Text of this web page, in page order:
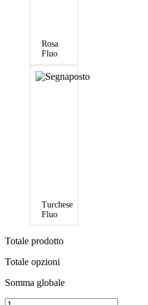
Rosa
Fluo
Turchese
Fluo
Totale prodotto
Totale opzioni
Somma globale
PANTALONCINO